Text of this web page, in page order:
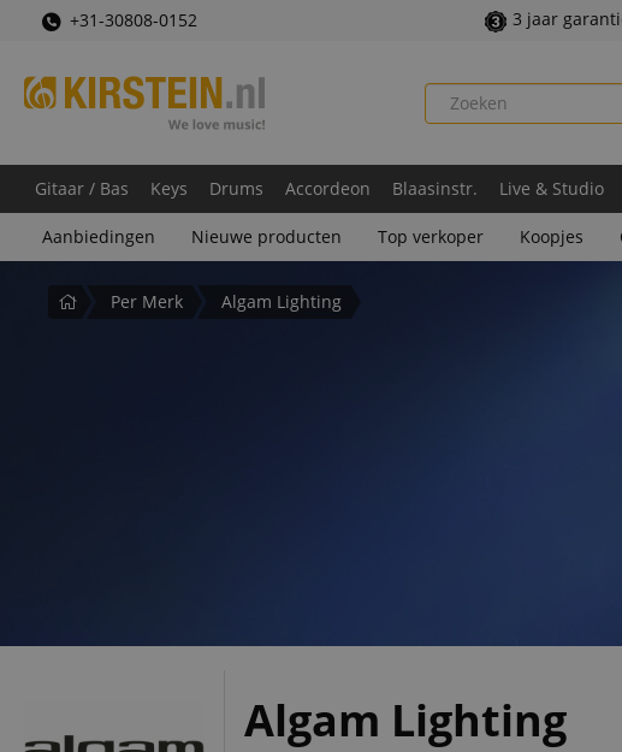
+31-30808-0152 3 jaar
Gitaar / Bas Keys Drums Accordeon Blaasinstr. Live & Studio
Aanbiedingen Nieuwe producten Top verkoper Koopjes
Startpagina
Per Merk Algam Lighting
Algam Lighting